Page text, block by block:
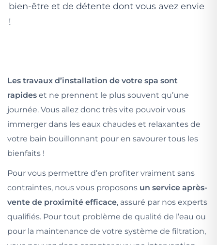
bien-être et de détente dont vous avez envie
!
Les travaux d’installation de votre spa sont
rapides et ne prennent le plus souvent qu’une
journée. Vous allez donc très vite pouvoir vous
immerger dans les eaux chaudes et relaxantes de
votre bain bouillonnant pour en savourer tous les
bienfaits !
Pour vous permettre d’en profiter vraiment sans
contraintes, nous vous proposons un service après-
vente de proximité efficace, assuré par nos experts
qualifiés. Pour tout problème de qualité de l’eau ou
pour la maintenance de votre système de filtration,